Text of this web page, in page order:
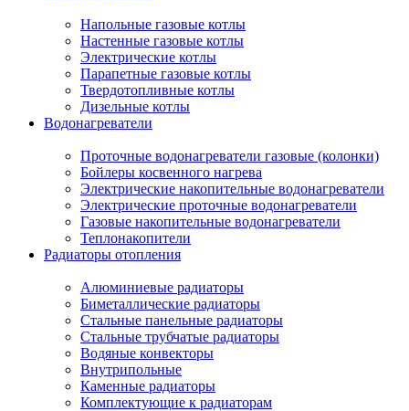
Напольные газовые котлы
Настенные газовые котлы
Электрические котлы
Парапетные газовые котлы
Твердотопливные котлы
Дизельные котлы
Водонагреватели
Проточные водонагреватели газовые (колонки)
Бойлеры косвенного нагрева
Электрические накопительные водонагреватели
Электрические проточные водонагреватели
Газовые накопительные водонагреватели
Теплонакопители
Радиаторы отопления
Алюминиевые радиаторы
Биметаллические радиаторы
Стальные панельные радиаторы
Стальные трубчатые радиаторы
Водяные конвекторы
Внутрипольные
Каменные радиаторы
Комплектующие к радиаторам